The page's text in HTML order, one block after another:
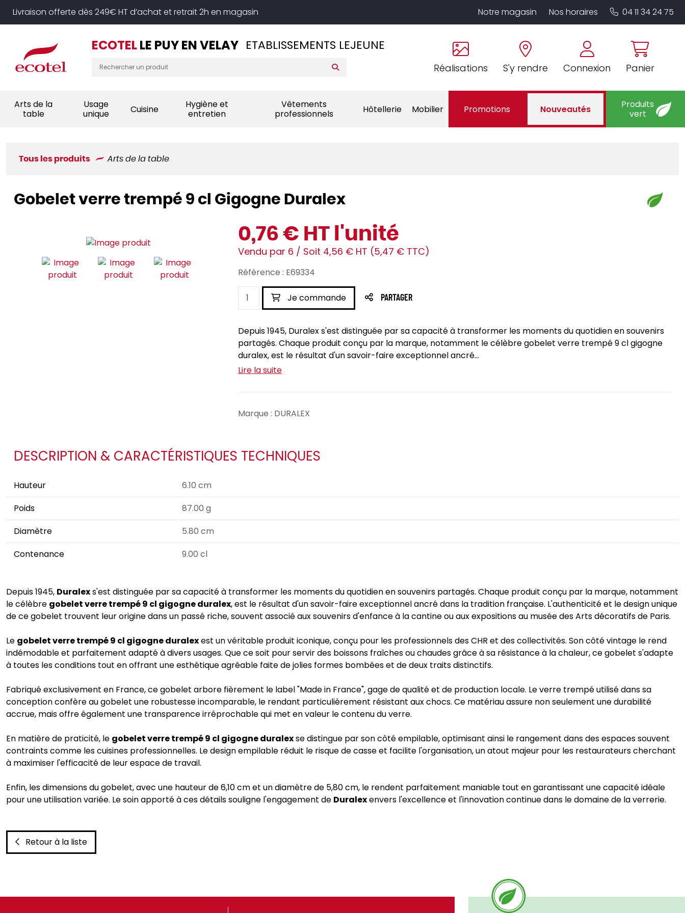
Livraison offerte dès 249€ HT d’achat et retrait 2h en magasin
Réalisations S'y rendre Connexion Panier
ECOTELLE PUY EN VELAY ETABLISSEMENTS LEJEUNE
Notre magasin Nos horaires 04 11 34 24 75
Arts de la
table
Usage
unique
Cuisine
Hygiène et
entretien
Vêtements
professionnels
Hôtellerie Mobilier Promotions Nouveautés
Produits
vert
Tous les produits Arts de la table
Gobelet verre trempé 9 cl Gigogne Duralex
0,76 € HT l'unité
Vendu par 6 / Soit 4,56 € HT (5,47 € TTC)
Référence : E69334
Je commande PARTAGER
Depuis 1945, Duralex s'est distinguée par sa capacité à transformer les moments du quotidien en souvenirs
partagés. Chaque produit conçu par la marque, notamment le célèbre gobelet verre trempé 9 cl gigogne
duralex, est le résultat d'un savoir-faire exceptionnel ancré...
Lire la suite
Marque : DURALEX
DESCRIPTION & CARACTÉRISTIQUES TECHNIQUES
Hauteur
6.10 cm
Poids
87.00 g
Diamètre
5.80 cm
Contenance
9.00 cl
Depuis 1945, Duralexs'est distinguée par sa capacité à transformer les moments du quotidien en souvenirs partagés. Chaque produit conçu par la marque, notamment
le célèbre gobelet verre trempé 9 cl gigogne duralex, est le résultat d'un savoir-faire exceptionnel ancré dans la tradition française. L'authenticité et le design unique
de ce gobelet trouvent leur origine dans un passé riche, souvent associé aux souvenirs d'enfance à la cantine ou aux expositions au musée des Arts décoratifs de Paris.
Le gobelet verre trempé 9 cl gigogne duralexest un véritable produit iconique, conçu pour les professionnels des CHR et des collectivités. Son côté vintage le rend
indémodable et parfaitement adapté à divers usages. Que ce soit pour servir des boissons fraîches ou chaudes grâce à sa résistance à la chaleur, ce gobelet s'adapte
à toutes les conditions tout en offrant une esthétique agréable faite de jolies formes bombées et de deux traits distinctifs.
Fabriqué exclusivement en France, ce gobelet arbore fièrement le label "Made in France", gage de qualité et de production locale. Le verre trempé utilisé dans sa
conception confère au gobelet une robustesse incomparable, le rendant particulièrement résistant aux chocs. Ce matériau assure non seulement une durabilité
accrue, mais offre également une transparence irréprochable qui met en valeur le contenu du verre.
En matière de praticité, le gobelet verre trempé 9 cl gigogne duralexse distingue par son côté empilable, optimisant ainsi le rangement dans des espaces souvent
contraints comme les cuisines professionnelles. Le design empilable réduit le risque de casse et facilite l'organisation, un atout majeur pour les restaurateurs cherchant
à maximiser l'efficacité de leur espace de travail.
Enfin, les dimensions du gobelet, avec une hauteur de 6,10 cm et un diamètre de 5,80 cm, le rendent parfaitement maniable tout en garantissant une capacité idéale
pour une utilisation variée. Le soin apporté à ces détails souligne l'engagement de Duralexenvers l'excellence et l'innovation continue dans le domaine de la verrerie.
Retour à la liste
Panneau de gestion des cookies